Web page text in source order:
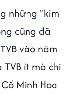
những "kim
cũng đã
vào năm
ít mà chi
Minh Hoa